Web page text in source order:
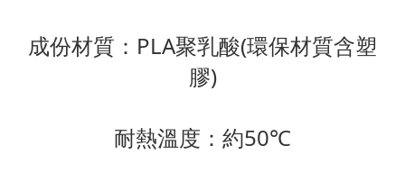
成份材質：PLA聚乳酸(環保材質含塑
膠)
耐熱溫度：約50℃